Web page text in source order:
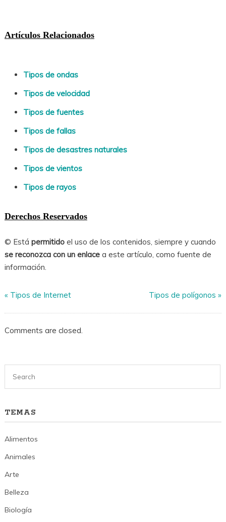
Artículos Relacionados
Tipos de ondas
Tipos de velocidad
Tipos de fuentes
Tipos de fallas
Tipos de desastres naturales
Tipos de vientos
Tipos de rayos
Derechos Reservados
© Está permitidoel uso de los contenidos, siempre y cuando
se reconozca con un enlacea este artículo, como fuente de
información.
« Tipos de Internet Tipos de polígonos »
Comments are closed.
TEMAS
Alimentos
Animales
Arte
Belleza
Biología